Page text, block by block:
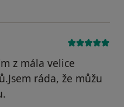
z mála velice
ráda, že můžu